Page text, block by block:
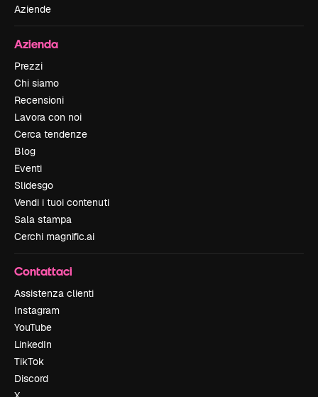
Aziende
Azienda
Prezzi
Chi siamo
Recensioni
Lavora con noi
Cerca tendenze
Blog
Eventi
Slidesgo
Vendi i tuoi contenuti
Sala stampa
Cerchi magnific.ai
Contattaci
Assistenza clienti
Instagram
YouTube
LinkedIn
TikTok
Discord